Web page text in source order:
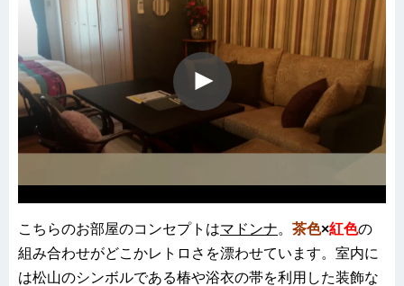
こちらのお部屋のコンセプトはマドンナ。 茶色×紅色の
組み合わせがどこかレトロさを漂わせています。室内に
は松山のシンボルである椿や浴衣の帯を利用した装飾な